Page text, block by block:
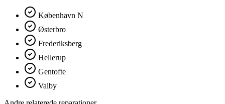
København N
Østerbro
Frederiksberg
Hellerup
Gentofte
Valby